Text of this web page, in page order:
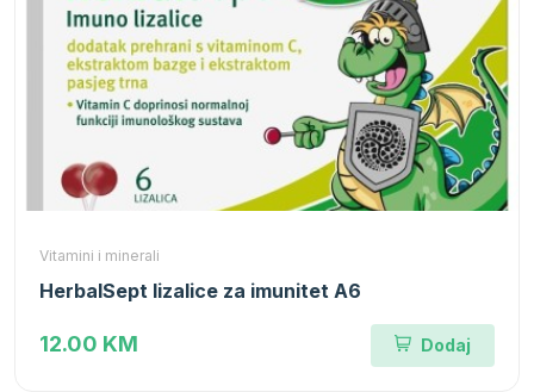
Vitamini i minerali
HerbalSept lizalice za imunitet A6
12.00 KM Dodaj